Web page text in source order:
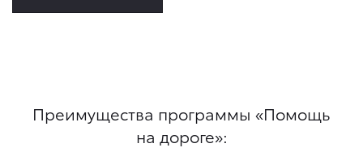
Преимущества программы «Помощь
на дороге»: